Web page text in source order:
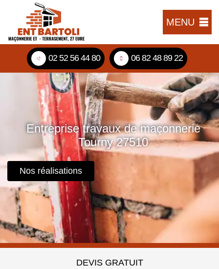
MENU
02 52 56 44 80 06 82 48 89 22
Entreprise travaux de maçonnerie
Tourny 27510
Nos réalisations
DEVIS GRATUIT